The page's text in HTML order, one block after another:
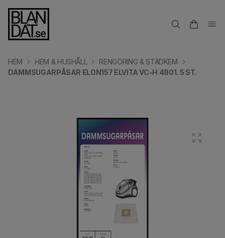
HEM HEM & HUSHÅLL
RENGÖRING & STÄDKEM
DAMMSUGARPÅSAR ELON157 ELVITA VC-H 4801. 5 ST.